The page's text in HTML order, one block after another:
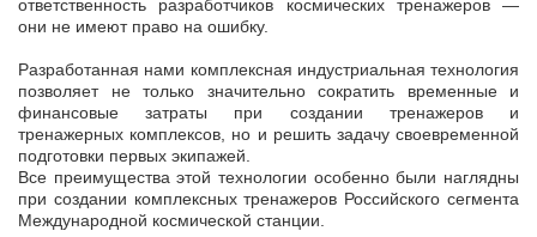
ответственность разработчиков космических тренажеров —
они не имеют право на ошибку.
Разработанная нами комплексная индустриальная технология
позволяет не только значительно сократить временные и
финансовые затраты при создании тренажеров и
тренажерных комплексов, но и решить задачу своевременной
подготовки первых экипажей.
Все преимущества этой технологии особенно были наглядны
при создании комплексных тренажеров Российского сегмента
Международной космической станции.